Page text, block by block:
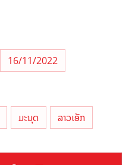
16/11/2022
ມະນຸດ ລາວເອັກ